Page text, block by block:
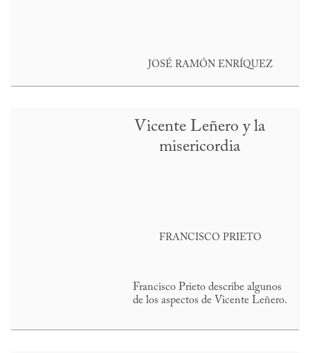
JOSÉ RAMÓN ENRÍQUEZ
Vicente Leñero y la
misericordia
FRANCISCO PRIETO
Francisco Prieto describe algunos
de los aspectos de Vicente Leñero.